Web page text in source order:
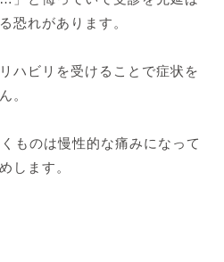
恐れがあります。
ハビリを受けることで症状を
。
ものは慢性的な痛みになって
します。